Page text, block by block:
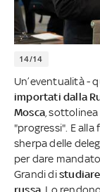
14/14
Un’eventualità -
importati dalla
Mosca ,
"progressi". E
sherpa delle
per dare
Grandi distudiare